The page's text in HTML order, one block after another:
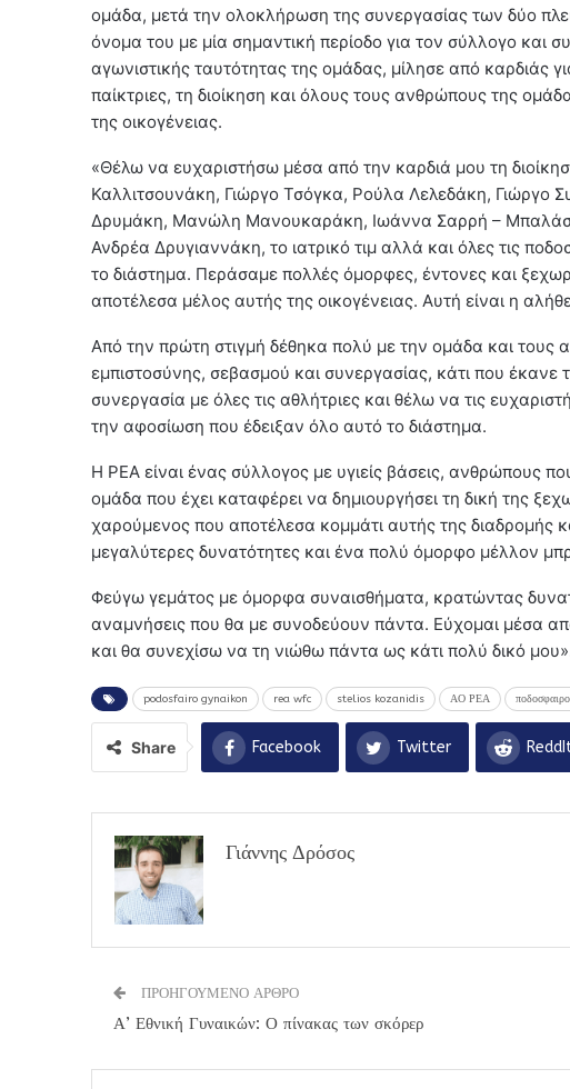
ομάδα, μετά την ολοκλήρωση της συνεργασίας των δύο
όνομα του με μία σημαντική περίοδο για τον σύλλογο και
αγωνιστικής ταυτότητας της ομάδας, μίλησε από καρδιάς
παίκτριες, τη διοίκηση και όλους τους ανθρώπους της
της οικογένειας.
«Θέλω να ευχαριστήσω μέσα από την καρδιά μου τη
Καλλιτσουνάκη, Γιώργο Τσόγκα, Ρούλα Λελεδάκη, Γιώργο
Δρυμάκη, Μανώλη Μανουκαράκη, Ιωάννα Σαρρή –
Ανδρέα Δρυγιαννάκη, το ιατρικό τιμ αλλά και όλες τις
το διάστημα. Περάσαμε πολλές όμορφες, έντονες και
αποτέλεσα μέλος αυτής της οικογένειας. Αυτή είναι η
Από την πρώτη στιγμή δέθηκα πολύ με την ομάδα και
εμπιστοσύνης, σεβασμού και συνεργασίας, κάτι που έκανε
συνεργασία με όλες τις αθλήτριες και θέλω να τις
την αφοσίωση που έδειξαν όλο αυτό το διάστημα.
Η ΡΕΑ είναι ένας σύλλογος με υγιείς βάσεις, ανθρώπους
ομάδα που έχει καταφέρει να δημιουργήσει τη δική της
χαρούμενος που αποτέλεσα κομμάτι αυτής της διαδρομής
μεγαλύτερες δυνατότητες και ένα πολύ όμορφο μέλλον
Φεύγω γεμάτος με όμορφα συναισθήματα, κρατώντας
αναμνήσεις που θα με συνοδεύουν πάντα. Εύχομαι μέσα
και θα συνεχίσω να τη νιώθω πάντα ως κάτι πολύ δικό
podosfairo gynaikon rea wfc stelios kozanidis ΑΟ ΡΕΑ
Share Facebook Twitter
Γιάννης Δρόσος
ΠΡΟΗΓΟΥΜΕΝΟ ΑΡΘΡΟ
Α’ Εθνική Γυναικών: Ο πίνακας των σκόρερ